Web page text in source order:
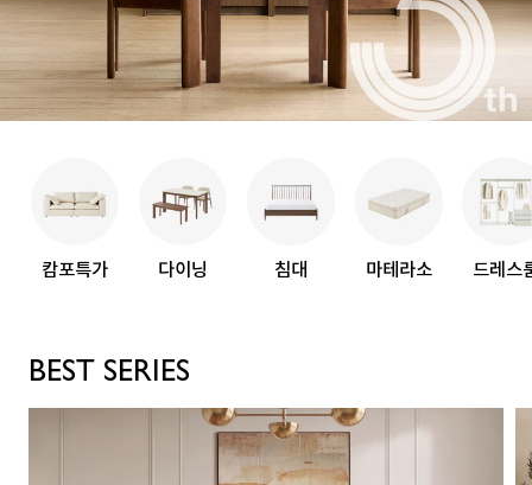
캄포특가 다이닝 침대 마테라소 드레스
BEST SERIES